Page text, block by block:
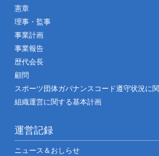
憲章
理事・監事
事業計画
事業報告
歴代会長
顧問
スポーツ団体ガバナンスコード遵守状況に
組織運営に関する基本計画
運営記録
ニュース＆おしらせ